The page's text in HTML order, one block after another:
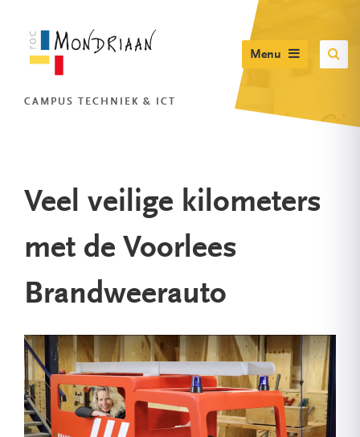
CAMPUS TECHNIEK & ICT
Menu
Veel veilige kilometers
met de Voorlees
Brandweerauto